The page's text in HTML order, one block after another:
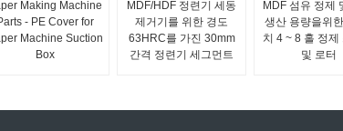
Making Machine
- PE Cover for
Machine Suction
Box
MDF/HDF 정련기 세동
제거기를 위한 경도
63HRC를 가진 30mm
간격 정련기 세그먼트
MDF 섬유 정제
생산 용량을위
치 4 ~ 8 홀 정제
및 로터